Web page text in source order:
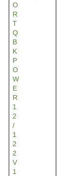
O
R
T
Q
B
K
P
O
W
E
R
1
2
/
1
2
2
V
1